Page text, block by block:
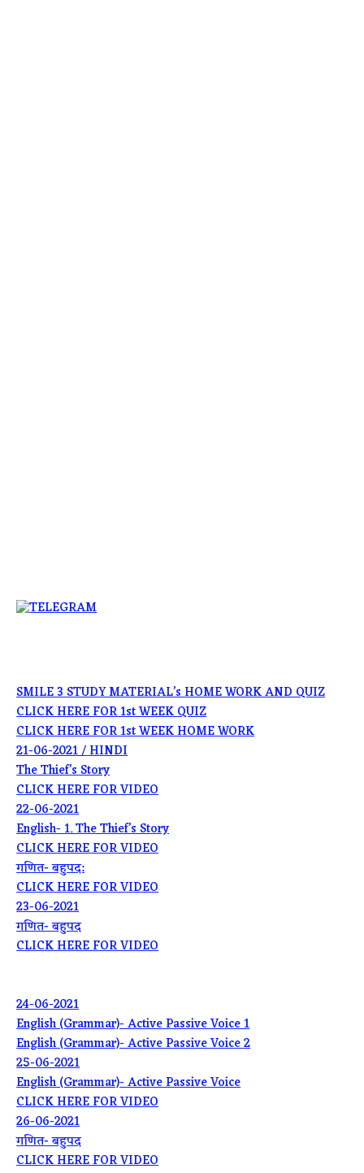
SMILE 3 STUDY MATERIAL’s HOME WORK AND QUIZ
CLICK HERE FOR 1st WEEK QUIZ
CLICK HERE FOR 1st WEEK HOME WORK
21-06-2021 / HINDI
The Thief’s Story
CLICK HERE FOR VIDEO
22-06-2021
English- 1. The Thief’s Story
CLICK HERE FOR VIDEO
गणित- बहुपद:
CLICK HERE FOR VIDEO
23-06-2021
गणित- बहुपद
CLICK HERE FOR VIDEO
24-06-2021
English (Grammar)- Active Passive Voice 1
English (Grammar)- Active Passive Voice 2
25-06-2021
English (Grammar)- Active Passive Voice
CLICK HERE FOR VIDEO
26-06-2021
गणित- बहुपद
CLICK HERE FOR VIDEO